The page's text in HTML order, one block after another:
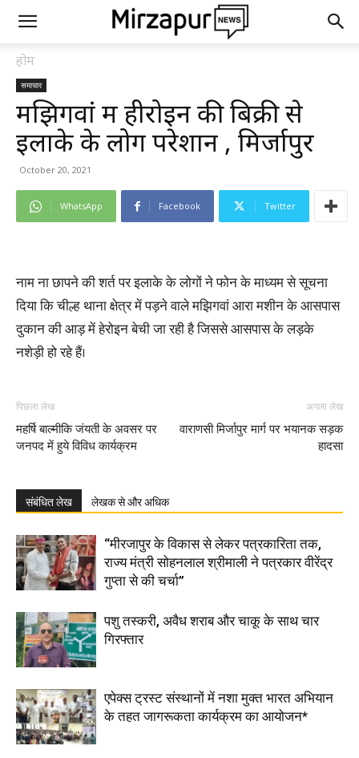
होम
समाचार
मझिगवां में हीरोइन की बिक्री से
इलाके के लोग परेशान , मिर्जापुर
October 20, 2021
WhatsApp Facebook Twitter
नाम ना छापने की शर्त पर इलाके के लोगों ने फोन के माध्यम से सूचना
दिया कि चील्ह थाना क्षेत्र में पड़ने वाले मझिगवां आरा मशीन के आसपास
दुकान की आड़ में हेरोइन बेची जा रही है जिससे आसपास के लड़के
नशेड़ी हो रहे हैं।
पिछला लेख
महर्षि बाल्मीकि जंयती के अवसर पर
जनपद में हुये विविध कार्यक्रम
अगला लेख
वाराणसी मिर्जापुर मार्ग पर भयानक सड़क
हादसा
संबंधित लेख लेखक से और अधिक
“मीरजापुर के विकास से लेकर पत्रकारिता तक,
राज्य मंत्री सोहनलाल श्रीमाली ने पत्रकार वीरेंद्र
गुप्ता से की चर्चा”
पशु तस्करी, अवैध शराब और चाकू के साथ चार
गिरफ्तार
एपेक्स ट्रस्ट संस्थानों में नशा मुक्त भारत अभियान
के तहत जागरूकता कार्यक्रम का आयोजन*